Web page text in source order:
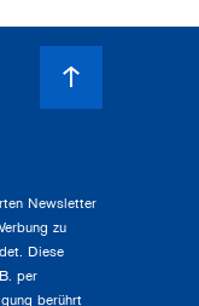
Newsletter
zu
Diese
per
berührt